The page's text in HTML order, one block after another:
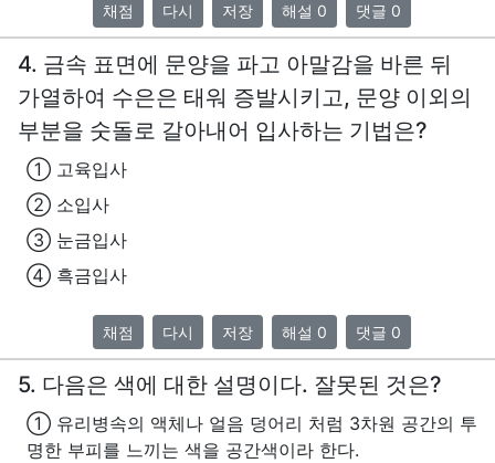
채점 다시 저장 해설 0 댓글 0
4. 금속 표면에 문양을 파고 아말감을 바른 뒤
가열하여 수은은 태워 증발시키고, 문양 이외의
부분을 숫돌로 갈아내어 입사하는 기법은?
① 고육입사
② 소입사
③ 눈금입사
④ 흑금입사
채점 다시 저장 해설 0 댓글 0
5. 다음은 색에 대한 설명이다. 잘못된 것은?
① 유리병속의 액체나 얼음 덩어리 처럼 3차원 공간의 투
명한 부피를 느끼는 색을 공간색이라 한다.